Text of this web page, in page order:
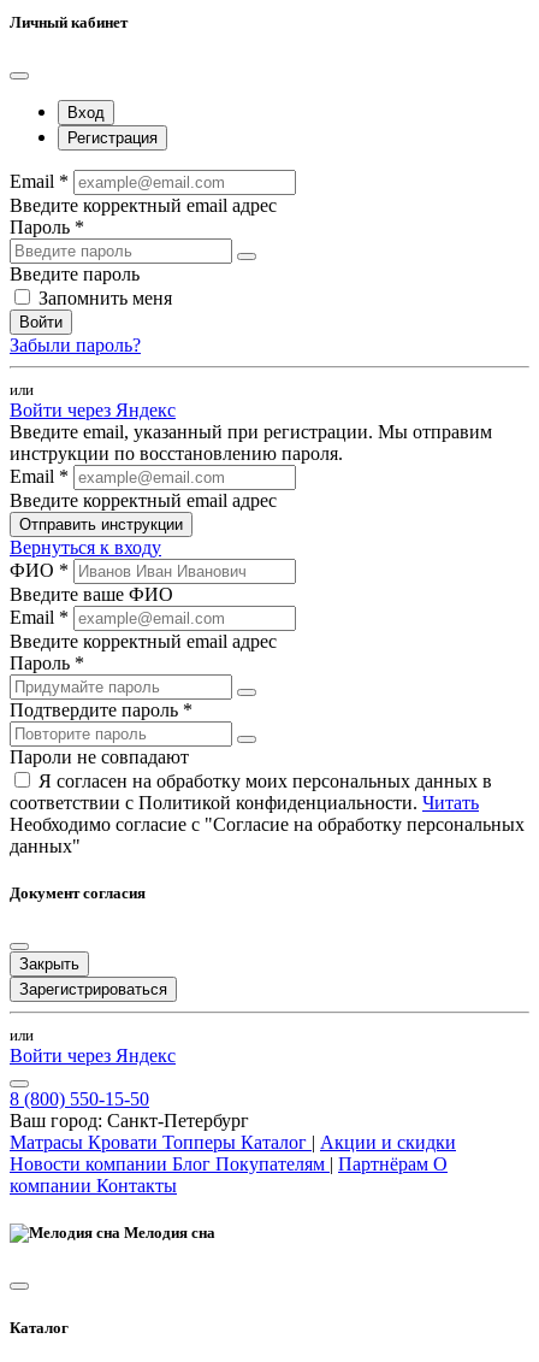
Личный кабинет
Вход
Регистрация
Email *
Введите корректный email адрес
Пароль *
Введите пароль
Запомнить меня
Войти
Забыли пароль?
или
Войти через Яндекс
Введите email, указанный при регистрации. Мы отправим
инструкции по восстановлению пароля.
Email *
Введите корректный email адрес
Отправить инструкции
Вернуться к входу
ФИО *
Введите ваше ФИО
Email *
Введите корректный email адрес
Пароль *
Подтвердите пароль *
Пароли не совпадают
Я согласен на обработку моих персональных данных в
соответствии с Политикой конфиденциальности. Читать
Необходимо согласие с "Согласие на обработку персональных
данных"
Документ согласия
Закрыть
Зарегистрироваться
или
Войти через Яндекс
8 (800) 550-15-50
Ваш город: Санкт-Петербург
Матрасы Кровати Топперы Каталог | Акции и скидки
Новости компании Блог Покупателям | Партнёрам О
компании Контакты
Мелодия сна
Каталог